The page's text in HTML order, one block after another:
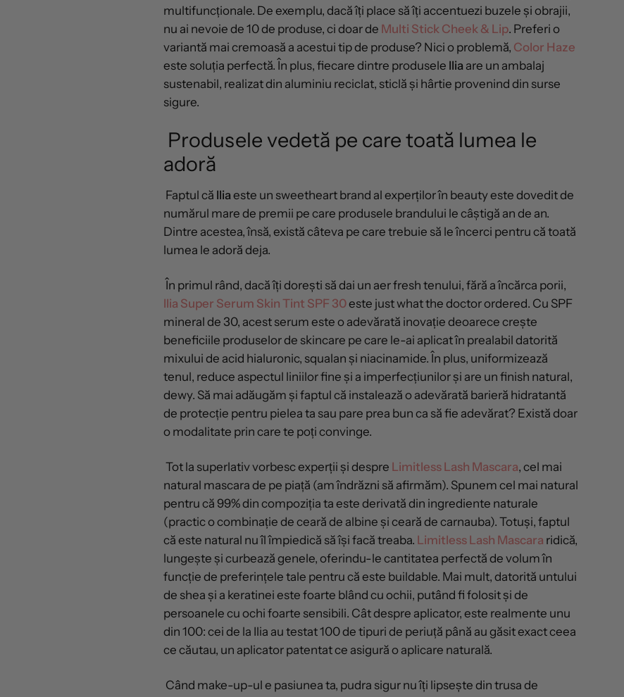
multifuncționale. De exemplu, dacă îți place să îți accentuezi buzele și obrajii,
nu ai nevoie de 10 de produse, ci doar de Multi Stick Cheek & Lip. Preferi o
variantă mai cremoasă a acestui tip de produse? Nici o problemă, Color Haze
este soluția perfectă. În plus, fiecare dintre produsele Ilia are un ambalaj
sustenabil, realizat din aluminiu reciclat, sticlă și hârtie provenind din surse
sigure.
Produsele vedetă pe care toată lumea le
adoră
Faptul că Iliaeste un sweetheart brand al experților în beauty este dovedit de
numărul mare de premii pe care produsele brandului le câștigă an de an.
Dintre acestea, însă, există câteva pe care trebuie să le încerci pentru că toată
lumea le adoră deja.
În primul rând, dacă îți dorești să dai un aer fresh tenului, fără a încărca porii,
Ilia Super Serum Skin Tint SPF 30este just what the doctor ordered. Cu SPF
mineral de 30, acest serum este o adevărată inovație deoarece crește
beneficiile produselor de skincare pe care le-ai aplicat în prealabil datorită
mixului de acid hialuronic, squalan și niacinamide. În plus, uniformizează
tenul, reduce aspectul liniilor fine și a imperfecțiunilor și are un finish natural,
dewy. Să mai adăugăm și faptul că instalează o adevărată barieră hidratantă
de protecție pentru pielea ta sau pare prea bun ca să fie adevărat? Există doar
o modalitate prin care te poți convinge.
Tot la superlativ vorbesc experții și despre Limitless Lash Mascara, cel mai
natural mascara de pe piață (am îndrăzni să afirmăm). Spunem cel mai natural
pentru că 99% din compoziția ta este derivată din ingrediente naturale
(practic o combinație de ceară de albine și ceară de carnauba). Totuși, faptul
că este natural nu îl împiedică să își facă treaba. Limitless Lash Mascara ridică,
lungește și curbează genele, oferindu-le cantitatea perfectă de volum în
funcție de preferințele tale pentru că este buildable. Mai mult, datorită untului
de shea și a keratinei este foarte blând cu ochii, putând fi folosit și de
persoanele cu ochi foarte sensibili. Cât despre aplicator, este realmente unu
din 100: cei de la Ilia au testat 100 de tipuri de periuță până au găsit exact ceea
ce căutau, un aplicator patentat ce asigură o aplicare naturală.
Când make-up-ul e pasiunea ta, pudra sigur nu îți lipsește din trusa de